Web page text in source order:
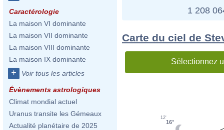
Caractérologie
La maison VI dominante
La maison VII dominante
La maison VIII dominante
La maison IX dominante
+ Voir tous les articles
Évènements astrologiques
Climat mondial actuel
Uranus transite les Gémeaux
Actualité planétaire de 2025
1 208
Carte du ciel de
Sélectionnez
16°
12'